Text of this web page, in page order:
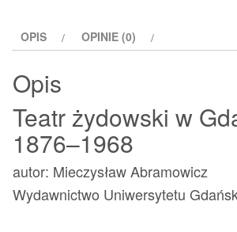
1968
OPIS OPINIE (0)
Opis
Teatr żydowski w
1876–1968
autor: Mieczysław Abramowicz
Wydawnictwo Uniwersytetu